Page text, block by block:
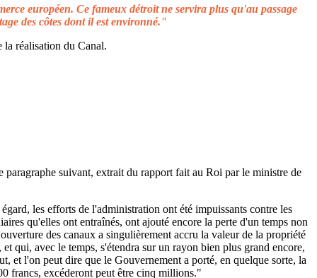
européen. Ce fameux détroit ne servira plus qu'au passage
des côtes dont il est environné."
réalisation du Canal.
suivant, extrait du rapport fait au Roi par le ministre de
les efforts de l'administration ont été impuissants contre les
qu'elles ont entraînés, ont ajouté encore la perte d'un temps non
des canaux a singulièrement accru la valeur de la propriété
qui, avec le temps, s'étendra sur un rayon bien plus grand encore,
et l'on peut dire que le Gouvernement a porté, en quelque sorte, la
francs, excéderont peut être cinq millions."